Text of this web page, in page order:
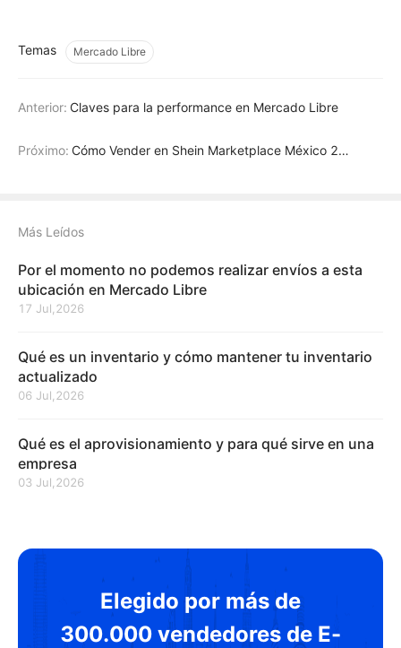
Temas Mercado Libre
Anterior: Claves para la performance en Mercado Libre
Próximo: Cómo Vender en Shein Marketplace México 2025
Más Leídos
Por el momento no podemos realizar envíos a esta
ubicación en Mercado Libre
17 Jul,2026
Qué es un inventario y cómo mantener tu inventario
actualizado
06 Jul,2026
Qué es el aprovisionamiento y para qué sirve en una
empresa
03 Jul,2026
Elegido por más de
300.000 vendedores de E-